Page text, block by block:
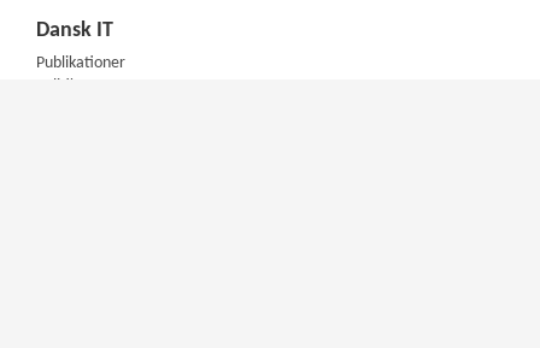
Dansk IT
Publikationer